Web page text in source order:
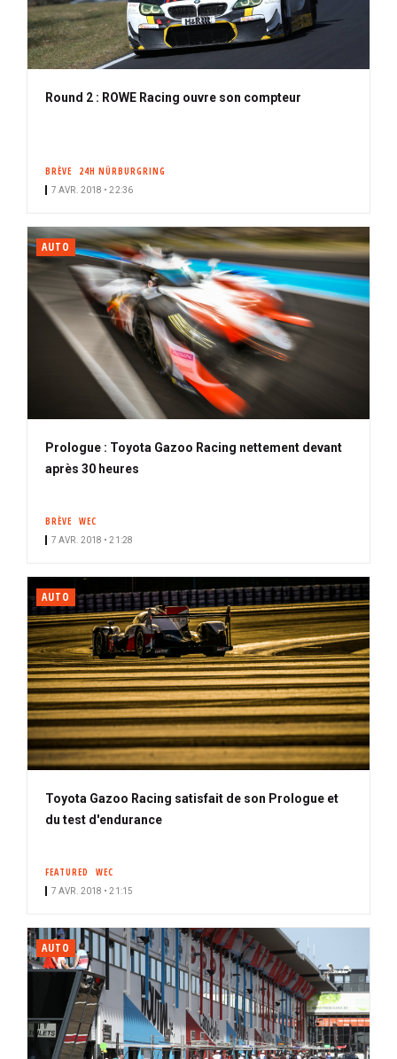
Round 2 : ROWE Racing ouvre son compteur
BRÈVE 24H NÜRBURGRING
7 AVR. 2018 • 22:36
AUTO
Prologue : Toyota Gazoo Racing nettement devant
après 30 heures
BRÈVE WEC
7 AVR. 2018 • 21:28
AUTO
Toyota Gazoo Racing satisfait de son Prologue et
du test d'endurance
FEATURED WEC
7 AVR. 2018 • 21:15
AUTO